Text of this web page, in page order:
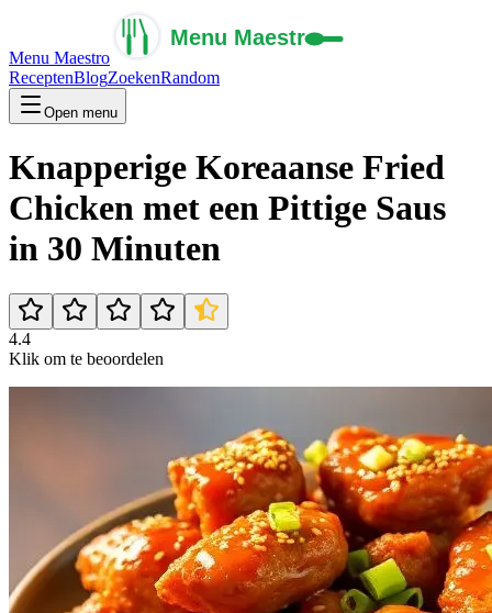
Menu Maestro
ReceptenBlogZoekenRandom
Open menu
Knapperige Koreaanse Fried
Chicken met een Pittige Saus
in 30 Minuten
4.4
Klik om te beoordelen